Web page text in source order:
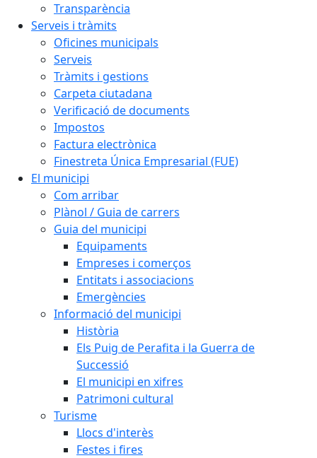
Transparència
Serveis i tràmits
Oficines municipals
Serveis
Tràmits i gestions
Carpeta ciutadana
Verificació de documents
Impostos
Factura electrònica
Finestreta Única Empresarial (FUE)
El municipi
Com arribar
Plànol / Guia de carrers
Guia del municipi
Equipaments
Empreses i comerços
Entitats i associacions
Emergències
Informació del municipi
Història
Els Puig de Perafita i la Guerra de
Successió
El municipi en xifres
Patrimoni cultural
Turisme
Llocs d'interès
Festes i fires